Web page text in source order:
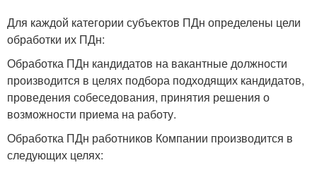
Для каждой категории субъектов ПДн определены цели
обработки их ПДн:
Обработка ПДн кандидатов на вакантные должности
производится в целях подбора подходящих кандидатов,
проведения собеседования, принятия решения о
возможности приема на работу.
Обработка ПДн работников Компании производится в
следующих целях: